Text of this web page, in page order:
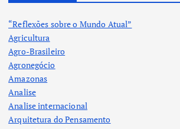
“Reflexões sobre o Mundo Atual”
Agricultura
Agro-Brasileiro
Agronegócio
Amazonas
Analise
Analise internacional
Arquitetura do Pensamento